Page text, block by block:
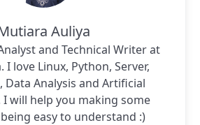
Auliya
and Technical Writer at
I love Linux, Python, Server,
Data Analysis and Artificial
will help you making some
easy to understand :)